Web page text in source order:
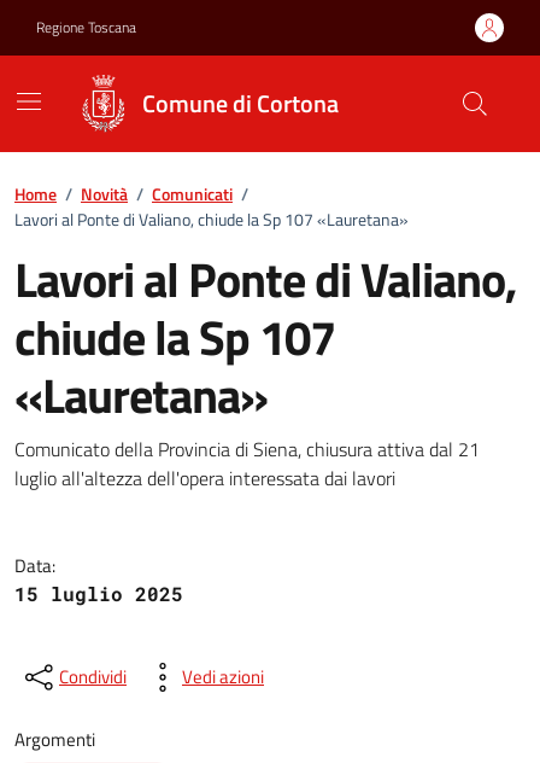
Regione Toscana
Comune di Cortona
Home / Novità / Comunicati /
Lavori al Ponte di Valiano, chiude la Sp 107 «Lauretana»
Lavori al Ponte di Valiano,
chiude la Sp 107
«Lauretana»
Lavori al Ponte di Valiano,
Comunicato della Provincia di Siena, chiusura attiva dal 21
luglio all'altezza dell'opera interessata dai lavori
Data:
15 luglio 2025
Condividi Vedi azioni
Argomenti